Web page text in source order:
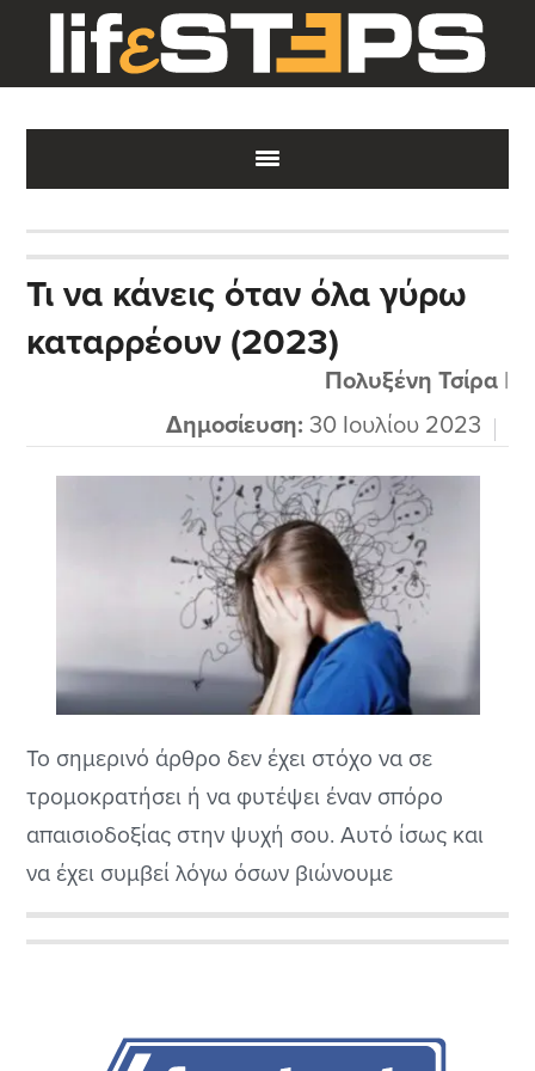
main
content
primary
sidebar
footer
Τι να κάνεις όταν όλα γύρω
καταρρέουν (2023)
Πολυξένη Τσίρα|
Δημοσίευση: 30 Ιουλίου 2023
Το σημερινό άρθρο δεν έχει στόχο να σε
τρομοκρατήσει ή να φυτέψει έναν σπόρο
απαισιοδοξίας στην ψυχή σου. Αυτό ίσως και
να έχει συμβεί λόγω όσων βιώνουμε
καθημερινά γύρω μας, που βλέπουμε από τις
ειδήσεις ή/και από τα μέσα κοινωνικής
Πλευρική